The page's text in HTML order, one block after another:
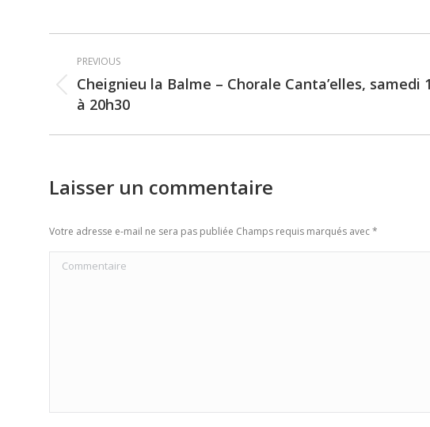
Post
navigation
PREVIOUS
Previous
post:
Cheignieu la Balme – Chorale Canta’elles, samedi
à 20h30
Laisser un commentaire
Votre adresse e-mail ne sera pas publiée Champs requis marqués avec*
Commentaire